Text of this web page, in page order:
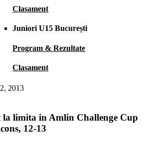
Clasament
Juniori U15 București
Program & Rezultate
Clasament
2013
limita in Amlin Challenge Cup
12-13